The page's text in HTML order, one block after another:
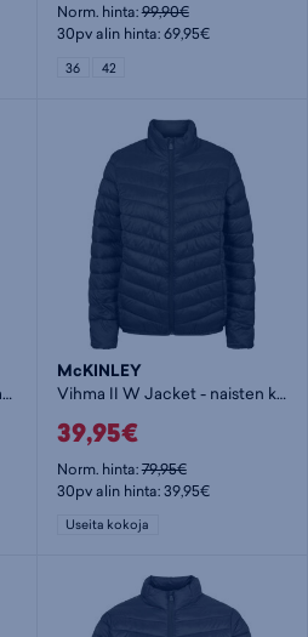
Norm. hinta:99,90€
30pv alin hinta: 69,95€
36 42
Vihma II M - miesten kevytvanutakki
McKINLEY
Vihma II W Jacket - naisten kevytvanutakki
39,95€
Norm. hinta:79,95€
30pv alin hinta: 39,95€
Useita kokoja